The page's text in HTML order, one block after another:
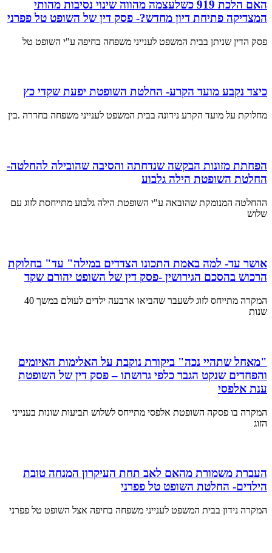
האם הלכת 919 כשלעצמה מהווה שינוי נסיבות מהותי
המצדיקה פתיחת דיון מחדש?- פסק דין של השופט טל פפרני
פסק הדין שניתן בבית המשפט לענייני משפחה בחיפה ע"י השופט טל
כיצד נקבע מועד הקרע- החלטת השופטת יפעת שקדי כץ
מחלוקת על מועד הקרע נידונה בבית המשפט לענייני משפחה בחדרה .בין
הפחתת מזונות הבקשה שנדחתה והסיבה שהובילה להחלטה-
החלטת השופטת הילה גלבוע
ההחלטה המנומקת שהובאה ע"י השופטת הילה גלבוע מתייחסת לזוג עם
שלוש
אושר עד- למה באמת התכונו הצדדים במילה" עד" בחלוקת
הרכוש בהסכם הגירושין -פסק דין של השופט יהורם שקד
המקרה מתייחס לזוג לשעבר שהביאו ארבעה ילדים לעולם במשך 40
שנות
"מאחל שתהיי נכה" ביקורת נוקבת על האלימות האיומים
והפחדים שנקט הגבר כלפי גרושתו – פסק דין של השופטת
ענת אלפסי
המקרה בו פסקה השופטת אלפסי מתייחס לשלוש תביעות שונות בענייני
הזוג
העברת משמורת מהאם לאב תחת העיקרון המנחה טובת
הילדים- החלטת השופט טל פפרני
המקרה נידון בבית המשפט לענייני משפחה בחיפה אצל השופט טל פפרני